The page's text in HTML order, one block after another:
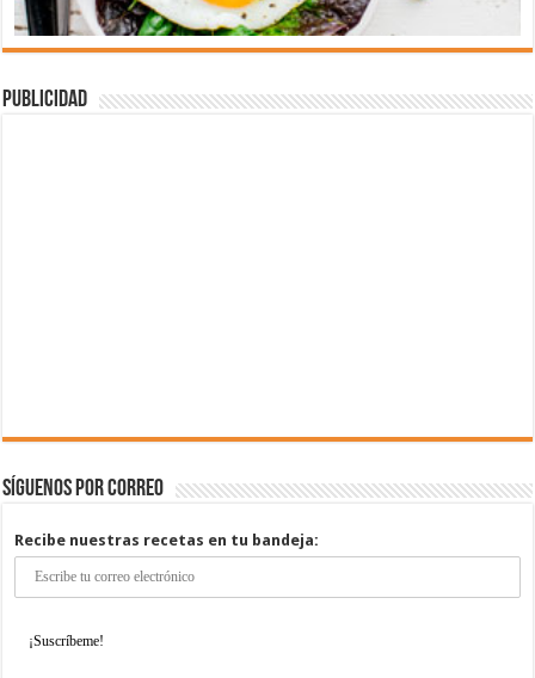
Publicidad
Síguenos por correo
Recibe nuestras recetas en tu bandeja: